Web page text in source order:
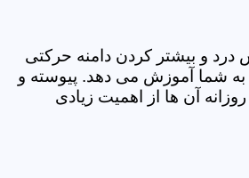
درد و بیشتر کردن دامنه حرکتی
به شما آموزش می دهد. پیوسته و
آن ها از اهمیت زیادی